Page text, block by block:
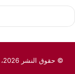
© حقوق النشر 2026، جميع الحقوق محفوظة لـموقع المايسترو الرياضي